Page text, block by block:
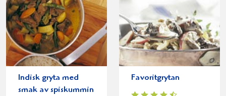
Indisk gryta med
smak av spiskummin
Favoritgrytan